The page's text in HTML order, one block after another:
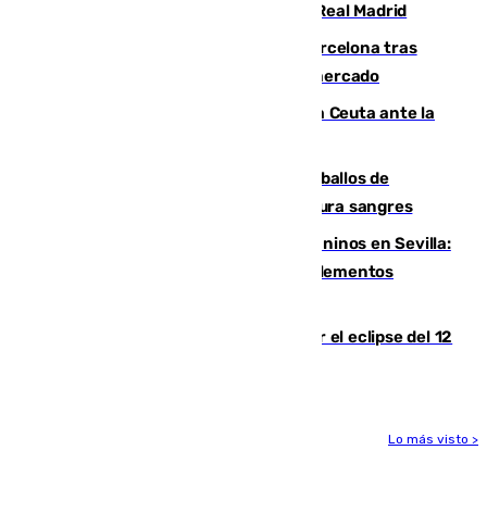
2032 tras cerrar su renovación con el Real Madrid
Rodrigo negocia su fichaje por el Barcelona tras
romper con el Madrid y revoluciona el mercado
El Rey traslada a Vivas su respaldo a Ceuta ante la
El primer ciclo de las carreras de caballos de
Sanlúcar arranca este sábado con 27 pura sangres
Continúan los cierres de parques caninos en Sevilla:
se detectan alimentos que contienen elementos
Estos son los mejores sitios para ver el eclipse del 12
Lo más visto >